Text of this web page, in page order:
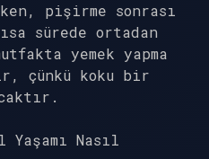
pişirme sonrası
sürede ortadan
yemek yapma
çünkü koku bir
Yaşamı Nasıl